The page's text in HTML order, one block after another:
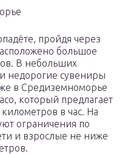
пройдя через
большое
В небольших
недорогие сувениры
в Средиземноморье
который предлагает
в час. На
ограничения по
и взрослые не ниже